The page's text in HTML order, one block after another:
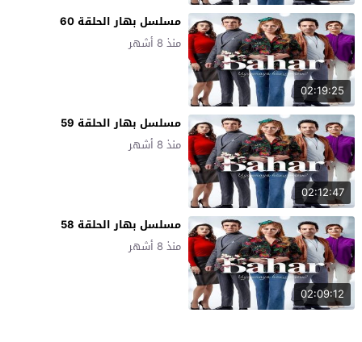
02:19:25
مسلسل بهار الحلقة 60
منذ 8 أشهر
02:12:47
مسلسل بهار الحلقة 59
منذ 8 أشهر
02:09:12
مسلسل بهار الحلقة 58
منذ 8 أشهر